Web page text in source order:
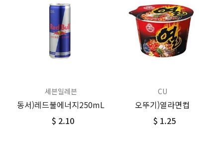
세븐일레븐
동서)레드불에너지250mL
$ 2.10
CU
오뚜기)열라면컵
$ 1.25